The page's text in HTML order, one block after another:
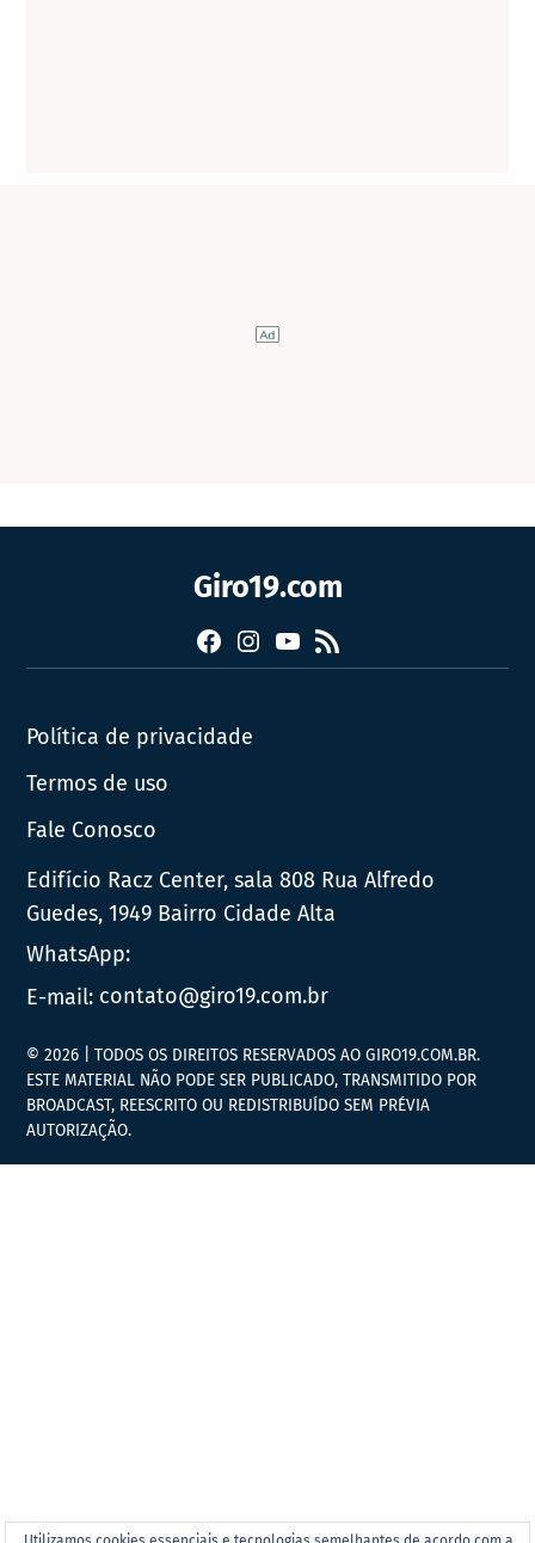
Giro19.com
FacebookInstagram
YouTube
RSS
Política de privacidade
Termos de uso
Fale Conosco
Edifício Racz Center, sala 808 Rua Alfredo
Guedes, 1949 Bairro Cidade Alta
WhatsApp:
E-mail: contato@giro19.com.br
© 2026 | TODOS OS DIREITOS RESERVADOS AO GIRO19.COM.BR.
ESTE MATERIAL NÃO PODE SER PUBLICADO, TRANSMITIDO POR
BROADCAST, REESCRITO OU REDISTRIBUÍDO SEM PRÉVIA
AUTORIZAÇÃO.